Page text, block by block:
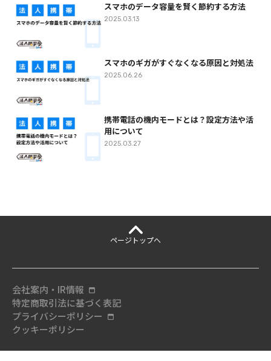
スマホのデータ容量を賢く節約する方法
2025.03.13
スマホのギガがすぐなくなる原因と対処法
2025.06.26
携帯電話の機内モードとは？設定方法や活
用について
2025.03.27
ページ トップへ
会社案内・IR情報
特定商取引法に基づく表記
プライバシーポリシー
クッキーポリシー